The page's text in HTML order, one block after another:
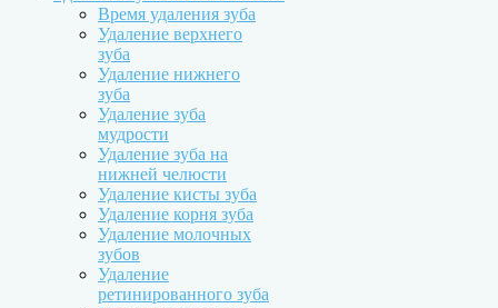
Время удаления зуба
Удаление верхнего
зуба
Удаление нижнего
зуба
Удаление зуба
мудрости
Удаление зуба на
нижней челюсти
Удаление кисты зуба
Удаление корня зуба
Удаление молочных
зубов
Удаление
ретинированного зуба